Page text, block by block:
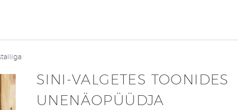
SINI-VALGETES TOONIDES
UNENÄOPÜÜDJA